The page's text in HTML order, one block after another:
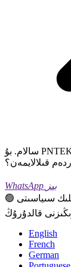
قىلالايمەن؟
WhatsApp بىز
سىياسىتى
قالدۇرۇڭ
English
French
German